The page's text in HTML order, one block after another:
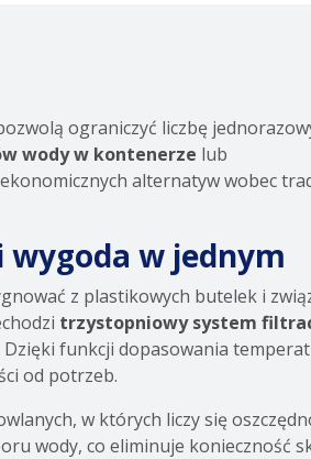
ograniczyć liczbę
wody w kontenerze lub
alternatyw wobec
w jednym
z plastikowych butelek i
trzystopniowy system
Dzięki funkcji dopasowania
od potrzeb.
w których liczy się
wody, co eliminuje konieczność